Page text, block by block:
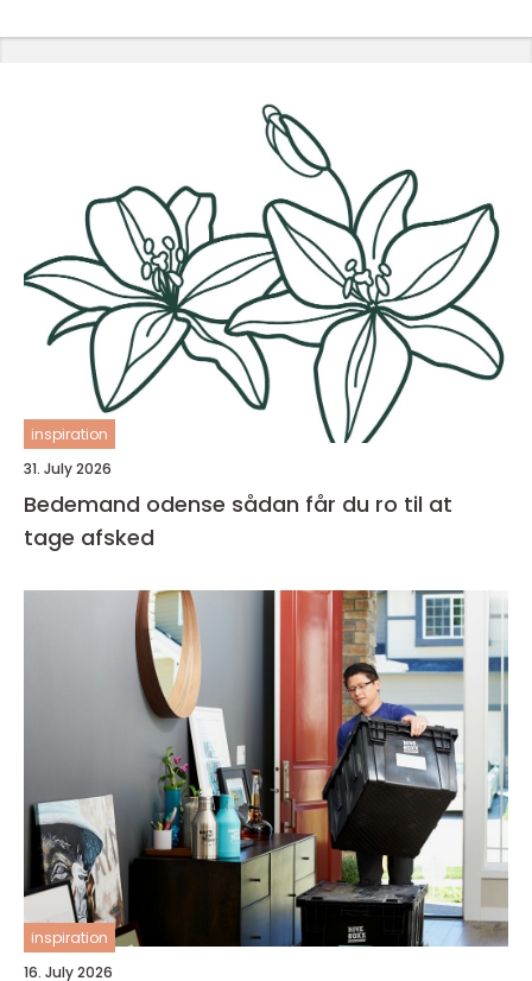
inspiration
31. July 2026
Bedemand odense sådan får du ro til at
tage afsked
inspiration
16. July 2026